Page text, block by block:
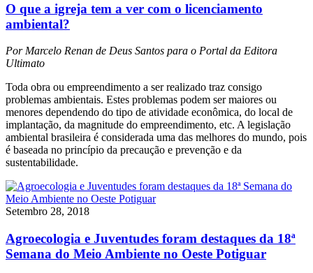
O que a igreja tem a ver com o licenciamento
ambiental?
Por Marcelo Renan de Deus Santos para o Portal da Editora
Ultimato
Toda obra ou empreendimento a ser realizado traz consigo
problemas ambientais. Estes problemas podem ser maiores ou
menores dependendo do tipo de atividade econômica, do local de
implantação, da magnitude do empreendimento, etc. A legislação
ambiental brasileira é considerada uma das melhores do mundo, pois
é baseada no princípio da precaução e prevenção e da
sustentabilidade.
Setembro 28, 2018
Agroecologia e Juventudes foram destaques da 18ª
Semana do Meio Ambiente no Oeste Potiguar